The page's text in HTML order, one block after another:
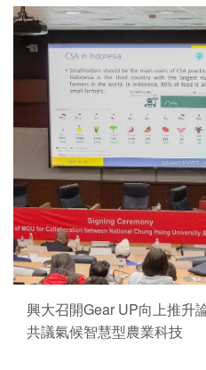
興大召開Gear UP向上推升
共議氣候智慧型農業科技